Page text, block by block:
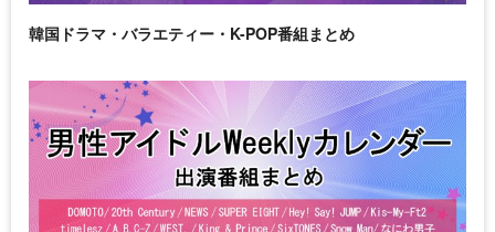
韓国ドラマ・バラエティー・K-POP番組まとめ